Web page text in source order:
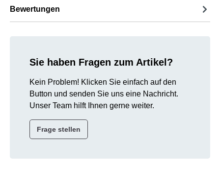
Bewertungen
Sie haben Fragen zum Artikel?
Kein Problem! Klicken Sie einfach auf den
Button und senden Sie uns eine Nachricht.
Unser Team hilft Ihnen gerne weiter.
Frage stellen